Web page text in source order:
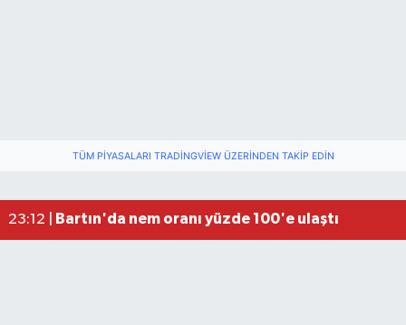
TÜM PIYASALARI TRADINGVIEW ÜZERINDEN TAKIP EDIN
23:12 |
Bartın'da nem oranı yüzde 100'e ulaştı